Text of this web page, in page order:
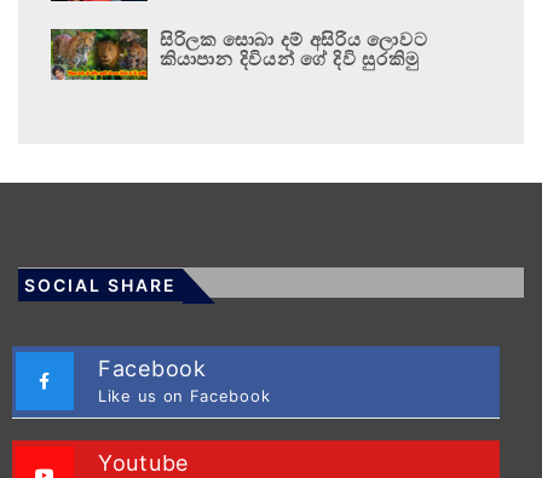
සිරිලක සොබා දම් අසිරිය ලොවට
කියාපාන දිවියන් ගේ දිවි සුරකිමු
SOCIAL SHARE
Facebook
Like us on Facebook
Youtube